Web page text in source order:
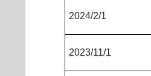
2024/2/1
2023/11/1